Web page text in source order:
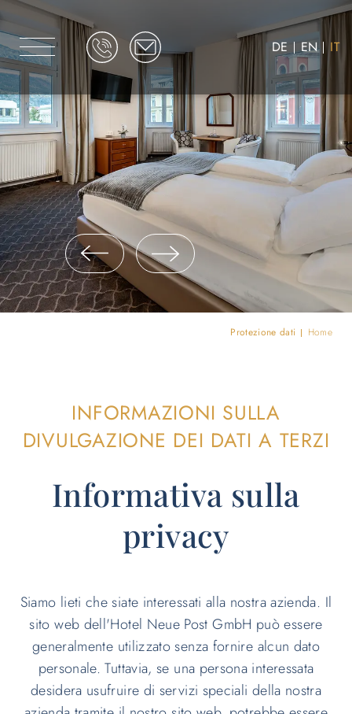
DE EN IT
Home
Protezione dati
INFORMAZIONI SULLA
DIVULGAZIONE DEI DATI A TERZI
Informativa sulla
privacy
Siamo lieti che siate interessati alla nostra azienda. Il
sito web dell'Hotel Neue Post GmbH può essere
generalmente utilizzato senza fornire alcun dato
personale. Tuttavia, se una persona interessata
desidera usufruire di servizi speciali della nostra